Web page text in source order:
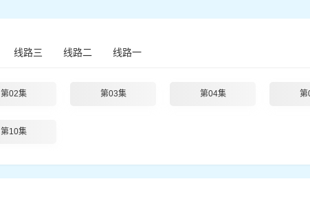
线路三 线路二 线路一
第02集 第03集 第04集 第
第10集